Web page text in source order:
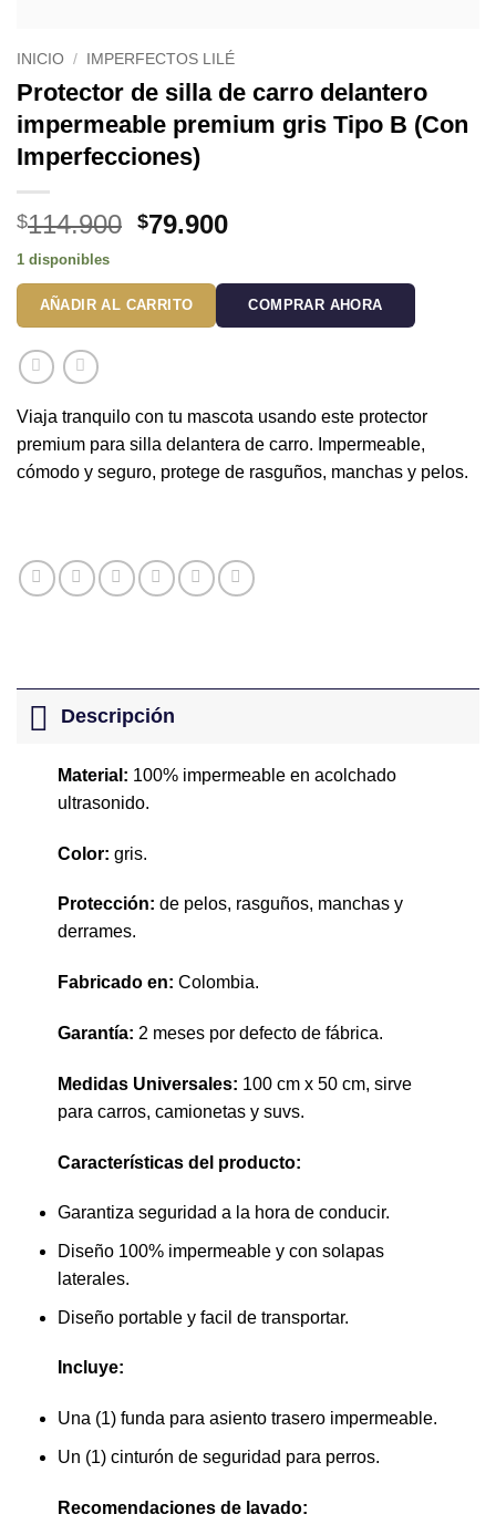
INICIO / IMPERFECTOS LILÉ
Protector de silla de carro delantero
impermeable premium gris Tipo B (Con
Imperfecciones)
$114.900 El
original
era:
$114.900.
$79.900El
actual
es:
$79.900.
1 disponibles
AÑADIR AL CARRITO COMPRAR AHORA
Viaja tranquilo con tu mascota usando este protector
premium para silla delantera de carro. Impermeable,
cómodo y seguro, protege de rasguños, manchas y pelos.
Descripción
Material: 100% impermeable en acolchado
ultrasonido.
Color: gris.
Protección: de pelos, rasguños, manchas y
derrames.
Fabricado en: Colombia.
Garantía: 2 meses por defecto de fábrica.
Medidas Universales: 100 cm x 50 cm, sirve
para carros, camionetas y suvs.
Características del producto:
Garantiza seguridad a la hora de conducir.
Diseño 100% impermeable y con solapas
laterales.
Diseño portable y facil de transportar.
Incluye:
Una (1) funda para asiento trasero impermeable.
Un (1) cinturón de seguridad para perros.
Recomendaciones de lavado: